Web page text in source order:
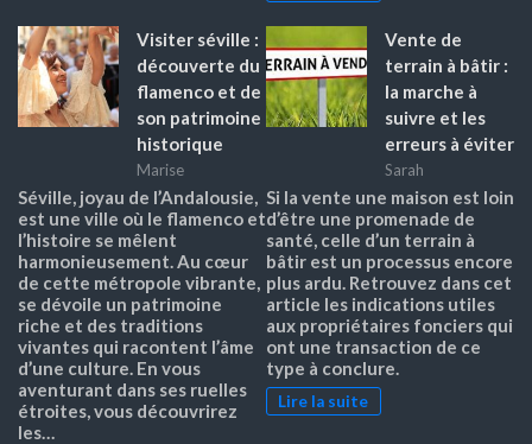
Visiter séville :
découverte du
flamenco et de
son patrimoine
historique
Marise
Séville, joyau de l’Andalousie,
est une ville où le flamenco et
l’histoire se mêlent
harmonieusement. Au cœur
de cette métropole vibrante,
se dévoile un patrimoine
riche et des traditions
vivantes qui racontent l’âme
d’une culture. En vous
aventurant dans ses ruelles
étroites, vous découvrirez
les…
Vente de
terrain à bâtir :
la marche à
suivre et les
erreurs à éviter
Sarah
Si la vente une maison est loin
d’être une promenade de
santé, celle d’un terrain à
bâtir est un processus encore
plus ardu. Retrouvez dans cet
article les indications utiles
aux propriétaires fonciers qui
ont une transaction de ce
type à conclure.
Lire la suite